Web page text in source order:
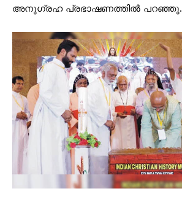
അനുഗ്രഹ പ്രഭാഷണത്തിൽ പറഞ്ഞു.